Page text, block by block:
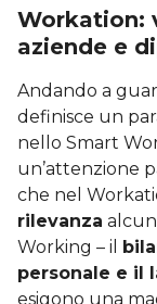
Workation:
aziende e
Andando a
definisce un
nello Smart
un’attenzione
che nel
rilevanza
Working – il
personale e il
esigono una